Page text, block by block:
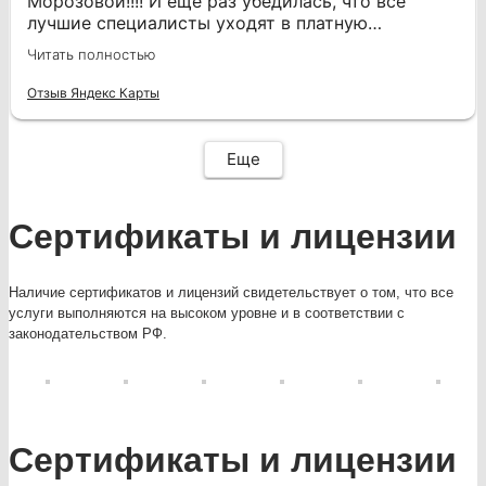
очень располагающая .Теперь с уверенностью
могу рекомендовать клинику Мистер ПрезиДент
всем, кто ценит качество и заботу о своем
здоровье!
лучшие специалисты уходят в платную
медицину! Очень хороший врач, знающий свое
дело, тактична, спокойна, аккуратна! Боли не
было совсем В первый раз спасла меня просто
Читать полностью
Отзыв Яндекс Карты
Еще
Сертификаты и лицензии
Наличие сертификатов и лицензий свидетельствует о том, что все
услуги выполняются на высоком уровне и в соответствии с
законодательством РФ.
Сертификаты и лицензии